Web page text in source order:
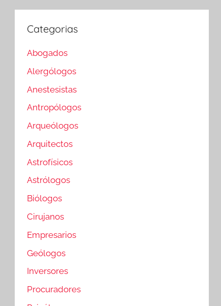
Categorias
Abogados
Alergólogos
Anestesistas
Antropólogos
Arqueólogos
Arquitectos
Astrofísicos
Astrólogos
Biólogos
Cirujanos
Empresarios
Geólogos
Inversores
Procuradores